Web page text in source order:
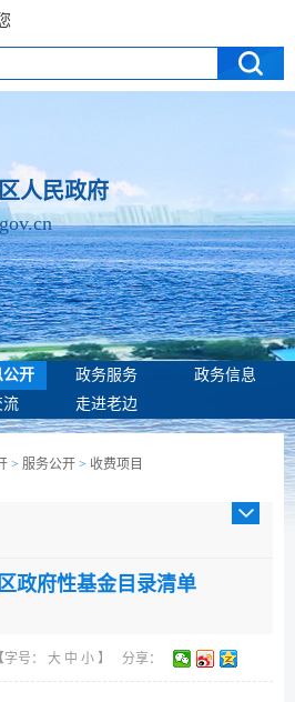
人民政府
开 政务服务
政务信息
流 走进老边
> 服务公开 > 收费项目
政府性基金目录清单
字号： 大 中 小】 分享：